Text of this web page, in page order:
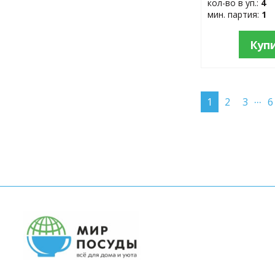
кол-во в уп.: 4
мин. партия: 1
1 2 3 ... 6